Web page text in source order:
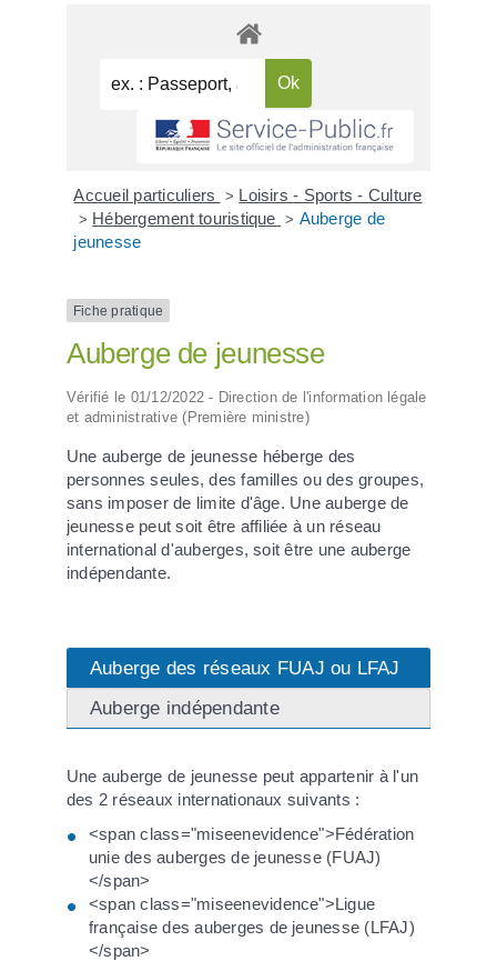
Accueil particuliers > Loisirs - Sports - Culture
> Hébergement touristique > Auberge de
jeunesse
Fiche pratique
Auberge de jeunesse
Vérifié le 01/12/2022 - Direction de l'information légale
et administrative (Première ministre)
Une auberge de jeunesse héberge des
personnes seules, des familles ou des groupes,
sans imposer de limite d'âge. Une auberge de
jeunesse peut soit être affiliée à un réseau
international d'auberges, soit être une auberge
indépendante.
Auberge des réseaux FUAJ ou LFAJ
Auberge indépendante
Une auberge de jeunesse peut appartenir à l'un
des 2 réseaux internationaux suivants :
<span class="miseenevidence">Fédération
unie des auberges de jeunesse (FUAJ)
</span>
<span class="miseenevidence">Ligue
française des auberges de jeunesse (LFAJ)
</span>